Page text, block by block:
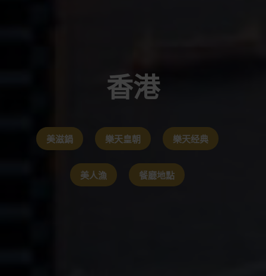
香港
美滋鍋 樂天皇朝 樂天经典
美人漁 餐廳地點